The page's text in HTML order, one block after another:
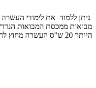
ניתן ללמוד את לימודי
מבואות ממכסת המבואות
היותר 20 ש"ס העשרה מחוץ לחוג (ולא פחות מ-6 ש"ס)